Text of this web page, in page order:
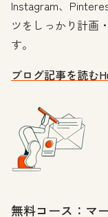
Instagram、
ツをしっかり計画
す。
ブログ記事を読む
無料コース：マ